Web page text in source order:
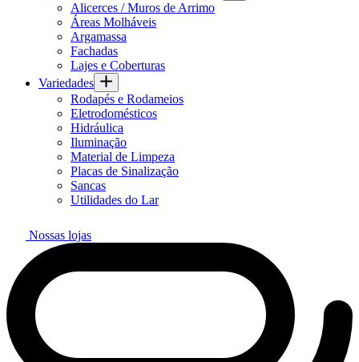
Alicerces / Muros de Arrimo
Áreas Molháveis
Argamassa
Fachadas
Lajes e Coberturas
Variedades
Rodapés e Rodameios
Eletrodomésticos
Hidráulica
Iluminação
Material de Limpeza
Placas de Sinalização
Sancas
Utilidades do Lar
Nossas lojas